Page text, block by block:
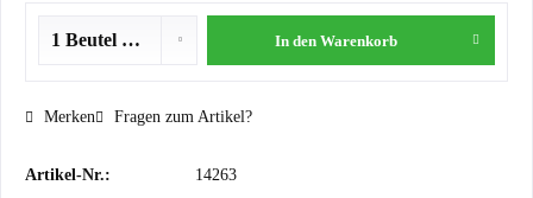
In den Warenkorb
Merken Fragen zum Artikel?
Artikel-Nr.: 14263